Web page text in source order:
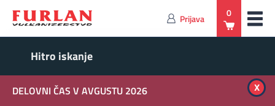
Prijava 0
DELOVNI ČAS V AVGUSTU 2026
x